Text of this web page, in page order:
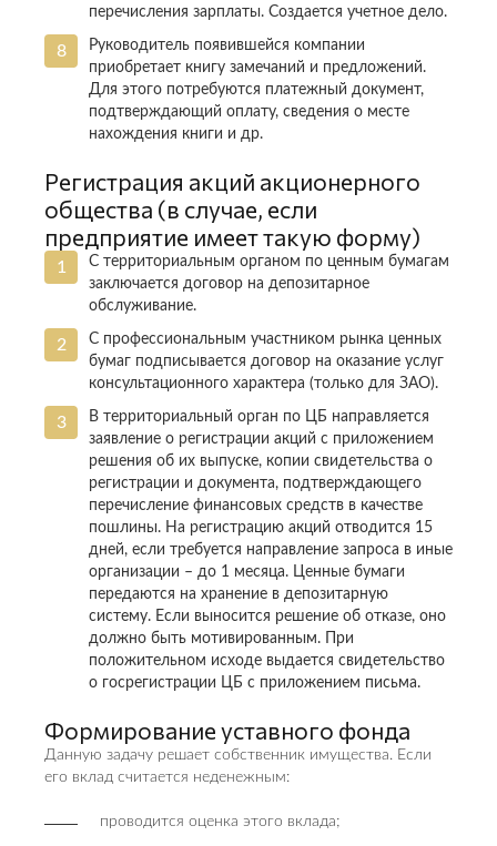
перечисления зарплаты. Создается учетное дело.
Руководитель появившейся компании
приобретает книгу замечаний и предложений.
Для этого потребуются платежный документ,
подтверждающий оплату, сведения о месте
нахождения книги и др.
Регистрация акций акционерного
общества (в случае, если
предприятие имеет такую форму)
С территориальным органом по ценным бумагам
заключается договор на депозитарное
обслуживание.
С профессиональным участником рынка ценных
бумаг подписывается договор на оказание услуг
консультационного характера (только для ЗАО).
В территориальный орган по ЦБ направляется
заявление о регистрации акций с приложением
решения об их выпуске, копии свидетельства о
регистрации и документа, подтверждающего
перечисление финансовых средств в качестве
пошлины. На регистрацию акций отводится 15
дней, если требуется направление запроса в иные
организации – до 1 месяца. Ценные бумаги
передаются на хранение в депозитарную
систему. Если выносится решение об отказе, оно
должно быть мотивированным. При
положительном исходе выдается свидетельство
о госрегистрации ЦБ с приложением письма.
Формирование уставного фонда
Данную задачу решает собственник имущества. Если
его вклад считается неденежным:
проводится оценка этого вклада;